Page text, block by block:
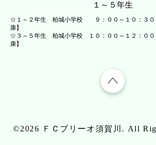
１～５年生
☆１～２年生 柏城小学校 ９：００～１０：３
康】
☆３～５年生 柏城小学校 １０：００～１２：０
康】
©2026 ＦＣブリーオ須賀川 . All